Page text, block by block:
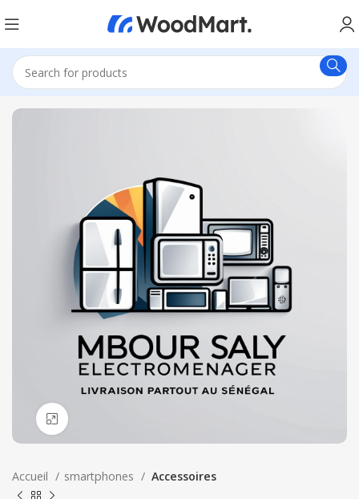
Accueil smartphones Accessoires